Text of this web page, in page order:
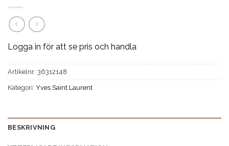
Logga in för att se pris och handla
Artikelnr: 36312148
Kategori: Yves Saint Laurent
BESKRIVNING